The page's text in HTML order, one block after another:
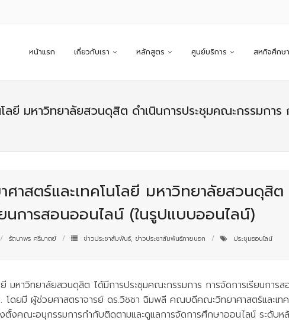
หน้าแรก เกี่ยวกับเรา หลักสูตร ศูนย์บริการ สหกิจศึกษา
ลยี มหาวิทยาลัยสวนดุสิต ดำเนินการประชุมคณะกรรมกา
าสตร์และเทคโนโลยี มหาวิทยาลัยสวนดุสิ
นการสอนออนไลน์ (ในรูปแบบออนไลน์)
รัตนาพร ศรีมาตย์ ข่าวประชาสัมพันธ์, ข่าวประชาสัมพันธ์ภายนอก ประชุมออนไลน์
ยี มหาวิทยาลัยสวนดุสิต ได้มีการประชุมคณะกรรมการ การจัดการเรียนกา
ดยมี ผู้ช่วยศาสตราจารย์ ดร.วิชชา ฉิมพลี คณบดีคณะวิทยาศาสตร์และเท
ตั้งคณะอนุกรรมการกำกับติดตามและดูแลการจัดการศึกษาออนไลน์ ระดับ